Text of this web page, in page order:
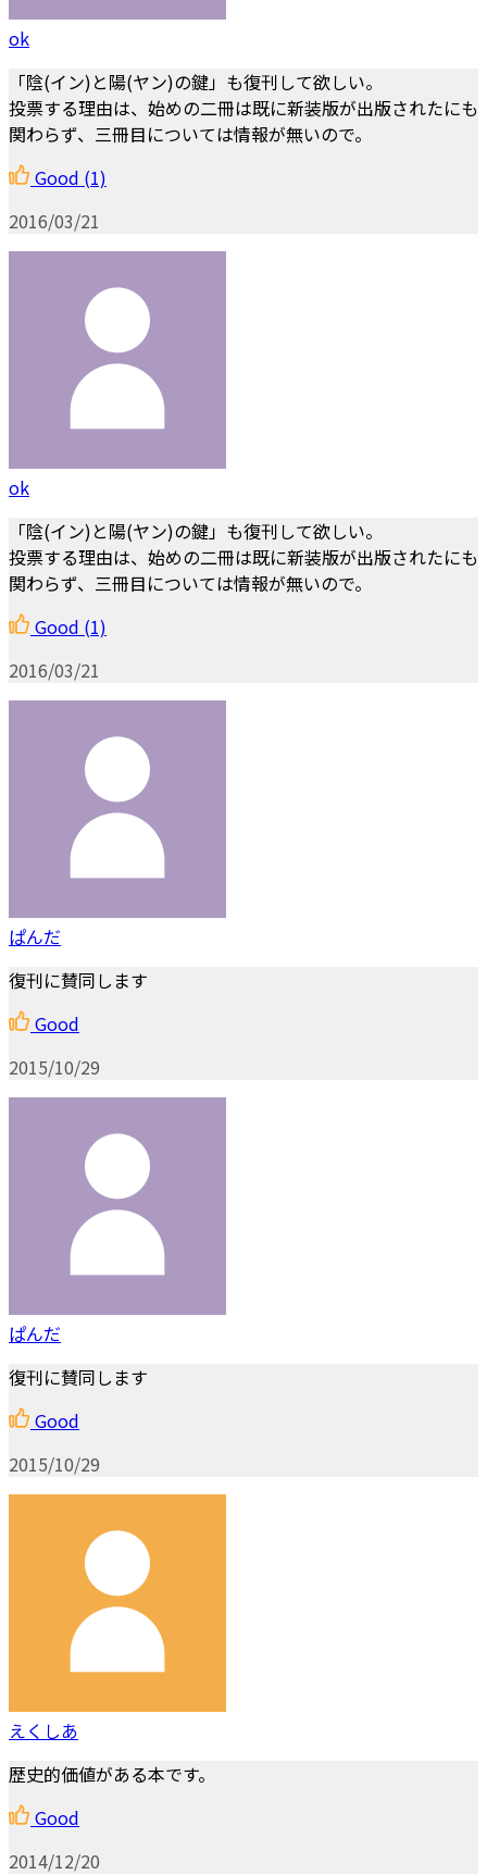
ok
「陰(イン)と陽(ヤン)の鍵」も復刊して欲しい。
投票する理由は、始めの二冊は既に新装版が出版されたにも
関わらず、三冊目については情報が無いので。
Good (1)
2016/03/21
ok
「陰(イン)と陽(ヤン)の鍵」も復刊して欲しい。
投票する理由は、始めの二冊は既に新装版が出版されたにも
関わらず、三冊目については情報が無いので。
Good (1)
2016/03/21
ぱんだ
復刊に賛同します
Good
2015/10/29
ぱんだ
復刊に賛同します
Good
2015/10/29
えくしあ
歴史的価値がある本です。
Good
2014/12/20